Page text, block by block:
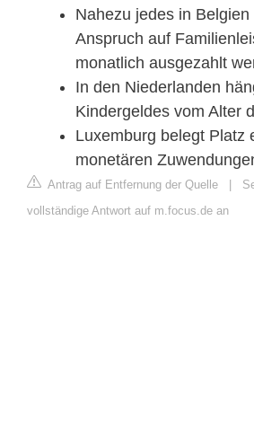
Nahezu jedes in
Anspruch auf
monatlich ausgezahlt
In den Niederlanden
Kindergeldes vom Alter
Luxemburg belegt Platz
monetären
Antrag auf Entfernung der Quelle |
vollständige Antwort auf m.focus.de an